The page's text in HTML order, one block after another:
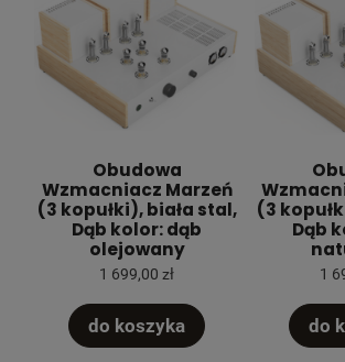
Obudowa
Wzmacniacz Marzeń
(3 kopułki), biała stal,
Dąb kolor: dąb
olejowany
1 699,00 zł
do koszyka
(3
Dąb
1
do